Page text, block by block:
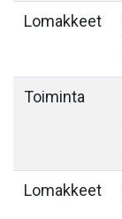
Lomakkeet
Toiminta
Lomakkeet